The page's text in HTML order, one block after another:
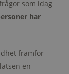
som idag
har
framför
en